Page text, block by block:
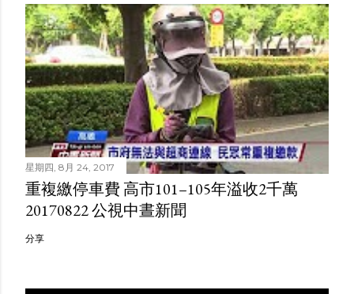
星期四, 8月 24, 2017
重複繳停車費 高市101–105年溢收2千萬
20170822 公視中晝新聞
分享